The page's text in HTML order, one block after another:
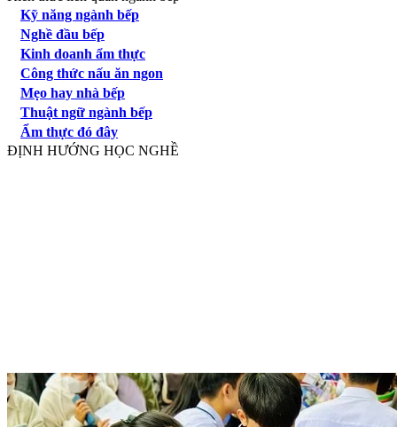
Kỹ năng ngành bếp
Nghề đầu bếp
Kinh doanh ẩm thực
Công thức nấu ăn ngon
Mẹo hay nhà bếp
Thuật ngữ ngành bếp
Ẩm thực đó đây
ĐỊNH HƯỚNG HỌC NGHỀ